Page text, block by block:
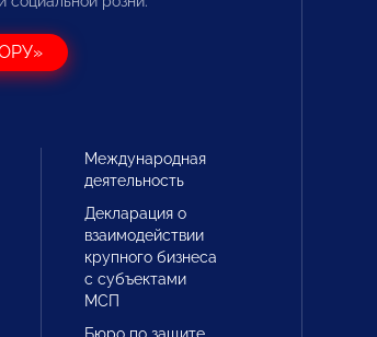
Международная
деятельность
Декларация о
взаимодействии
крупного бизнеса
с субъектами
МСП